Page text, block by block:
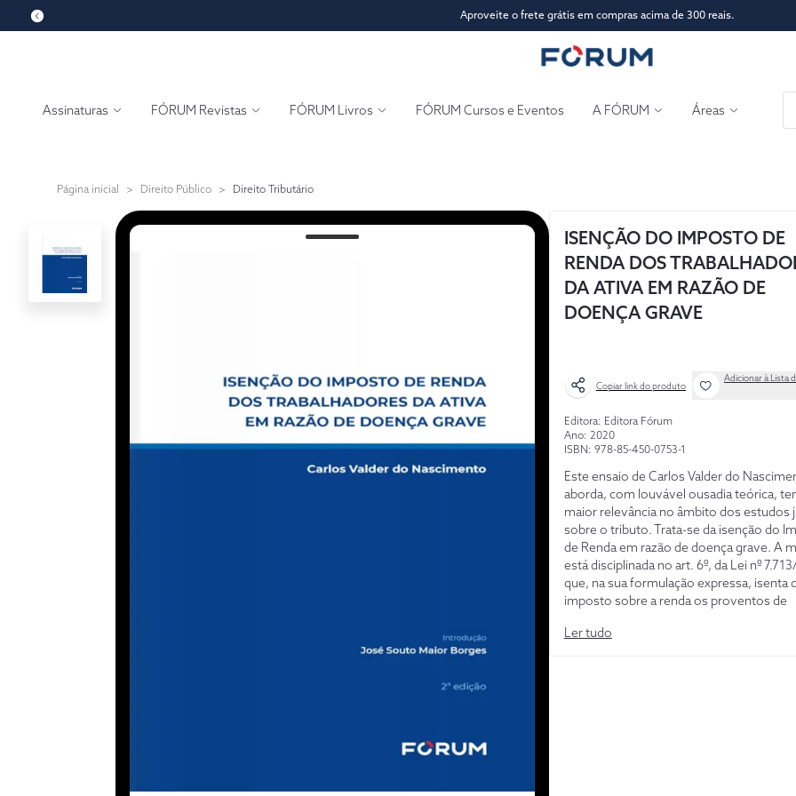
Aproveite o frete grátis em compras acima de 300 reais.
Assinaturas FÓRUM Revistas FÓRUM Livros FÓRUM Cursos e Eventos A FÓRUM Áreas
Página inicial > Direito Público > Direito Tributário
ISENÇÃO DO IMPOSTO DE
RENDA DOS
DA ATIVA EM RAZÃO DE
DOENÇA GRAVE
Copiar link do produto
Adicionar à Lista
Editora: Editora Fórum
Ano: 2020
ISBN: 978-85-450-0753-1
Este ensaio de Carlos Valder do
aborda, com louvável ousadia teórica,
maior relevância no âmbito dos estudos
sobre o tributo. Trata-se da isenção do
de Renda em razão de doença grave. A
está disciplinada no art. 6º, da Lei nº
que, na sua formulação expressa, isenta
imposto sobre a renda os proventos de
pessoas físicas decorrentes das doenças
Ler tudo